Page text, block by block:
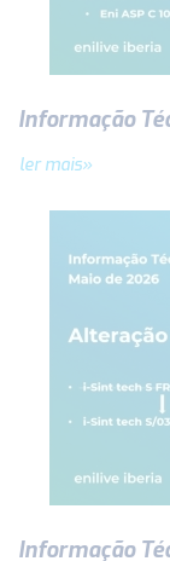
Informação
ler mais»
Informação